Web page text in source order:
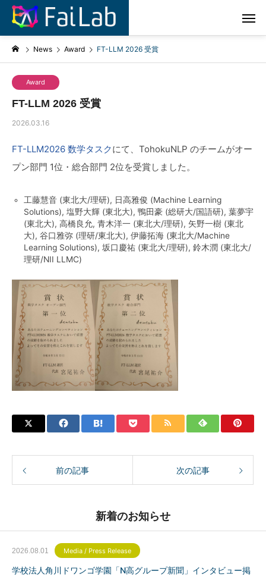
News Award FT-LLM 2026 受賞
Award
FT-LLM 2026 受賞
2026.03.16
FT-LLM2026 数学タスクにて、TohokuNLP のチームがオー
プン部門 1位・総合部門 2位を受賞しました。
工藤慧音 (東北大/理研), 日高雅俊 (Machine Learning
Solutions), 塩野大輝 (東北大), 鴨田豪 (総研大/国語研), 葉夢宇
(東北大), 高橋良允, 青木洋一 (東北大/理研), 矢野一樹 (東北
大), 谷口雅弥 (理研/東北大), 伊藤拓海 (東北大/Machine
Learning Solutions), 坂口慶祐 (東北大/理研), 鈴木潤 (東北大/
理研/NII LLMC)
前の記事 次の記事
新着のお知らせ
2026.08.01 Media / Press Release
学校法人角川ドワンゴ学園「N高グループ新聞」インタビュー掲